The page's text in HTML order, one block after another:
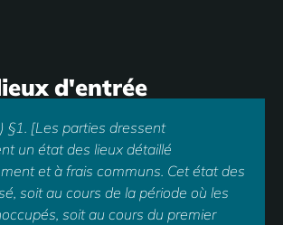
d'entrée
§1. [Les parties dressent
un état des lieux détaillé
et à frais communs. Cet état des
soit au cours de la période où les
soit au cours du premier